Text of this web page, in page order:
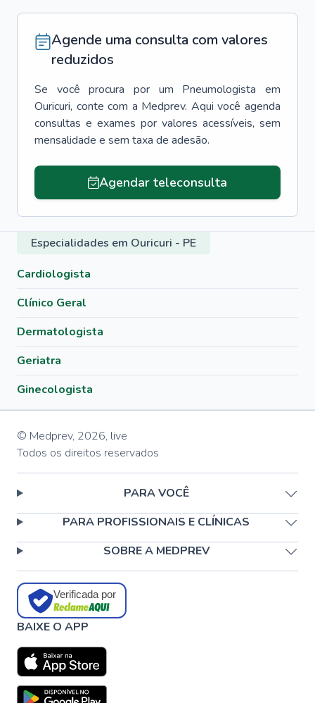
Agende uma consulta com valores
reduzidos
Se você procura por um Pneumologista
em
Ouricuri, conte com a Medprev. Aqui você agenda
consultas e exames por valores acessíveis, sem
mensalidade e sem taxa de adesão.
Agendar teleconsulta
Especialidades em Ouricuri - PE
Cardiologista
Clínico Geral
Dermatologista
Geriatra
Ginecologista
© Medprev, 2026, live
Todos os direitos reservados
PARA VOCÊ
PARA PROFISSIONAIS E CLÍNICAS
SOBRE A MEDPREV
Verificada por
BAIXE O APP